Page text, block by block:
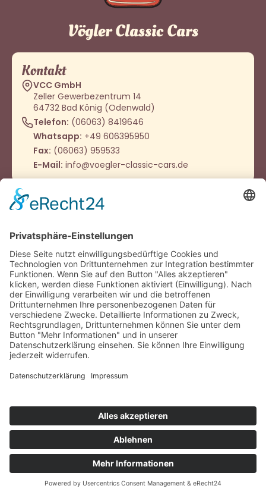
Vögler Classic Cars
Kontakt
VCC GmbH
Zeller Gewerbezentrum 14
64732 Bad König (Odenwald)
Telefon: (06063) 8419646
Whatsapp: +49 606395950
Fax: (06063) 959533
E-Mail: info@voegler-classic-cars.de
Öffnungszeiten
Montag - Donnerstag
9:00 – 12:00 Uhr
14:00 - 16:00 Uhr
Oder nach Vereinbarung
Häufig besucht
Impressum
Datenschutz
Cookie-Einstellungen
Termin vereinbaren